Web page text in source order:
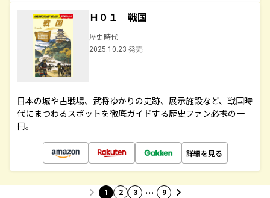
Ｈ０１ 戦国
歴史時代
2025.10.23 発売
日本の城や古戦場、武将ゆかりの史跡、展示施設など、戦国時
代にまつわるスポットを徹底ガイドする歴史ファン必携の一
冊。
詳細を見る
1 2 3 … 9